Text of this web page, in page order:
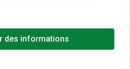
des informations